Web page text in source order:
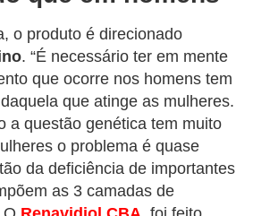
o produto é direcionado
. “É necessário ter em mente
que ocorre nos homens tem
que atinge as mulheres.
a questão genética tem muito
o problema é quase
da deficiência de importantes
as 3 camadas de